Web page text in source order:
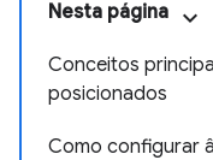
Nesta página
Conceitos
posicionados
Como configurar